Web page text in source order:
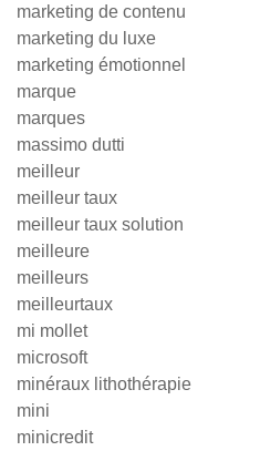
marketing de contenu
marketing du luxe
marketing émotionnel
marque
marques
massimo dutti
meilleur
meilleur taux
meilleur taux solution
meilleure
meilleurs
meilleurtaux
mi mollet
microsoft
minéraux lithothérapie
mini
minicredit